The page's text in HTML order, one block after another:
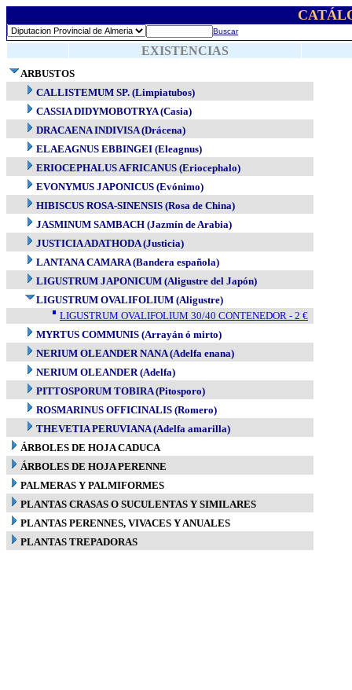
Buscar
EXISTENCIAS
ARBUSTOS
CALLISTEMUM SP. (Limpiatubos)
CASSIA DIDYMOBOTRYA (Casia)
DRACAENA INDIVISA (Drácena)
ELAEAGNUS EBBINGEI (Eleagnus)
ERIOCEPHALUS AFRICANUS (Eriocephalo)
EVONYMUS JAPONICUS (Evónimo)
HIBISCUS ROSA-SINENSIS (Rosa de China)
JASMINUM SAMBACH (Jazmín de Arabia)
JUSTICIA ADATHODA (Justicia)
LANTANA CAMARA (Bandera española)
LIGUSTRUM JAPONICUM (Aligustre del Japón)
LIGUSTRUM OVALIFOLIUM (Aligustre)
LIGUSTRUM OVALIFOLIUM 30/40 CONTENEDOR - 2 €
MYRTUS COMMUNIS (Arrayán ó mirto)
NERIUM OLEANDER NANA (Adelfa enana)
NERIUM OLEANDER (Adelfa)
PITTOSPORUM TOBIRA (Pitosporo)
ROSMARINUS OFFICINALIS (Romero)
THEVETIA PERUVIANA (Adelfa amarilla)
ÁRBOLES DE HOJA CADUCA
ÁRBOLES DE HOJA PERENNE
PALMERAS Y PALMIFORMES
PLANTAS CRASAS O SUCULENTAS Y SIMILARES
PLANTAS PERENNES, VIVACES Y ANUALES
PLANTAS TREPADORAS